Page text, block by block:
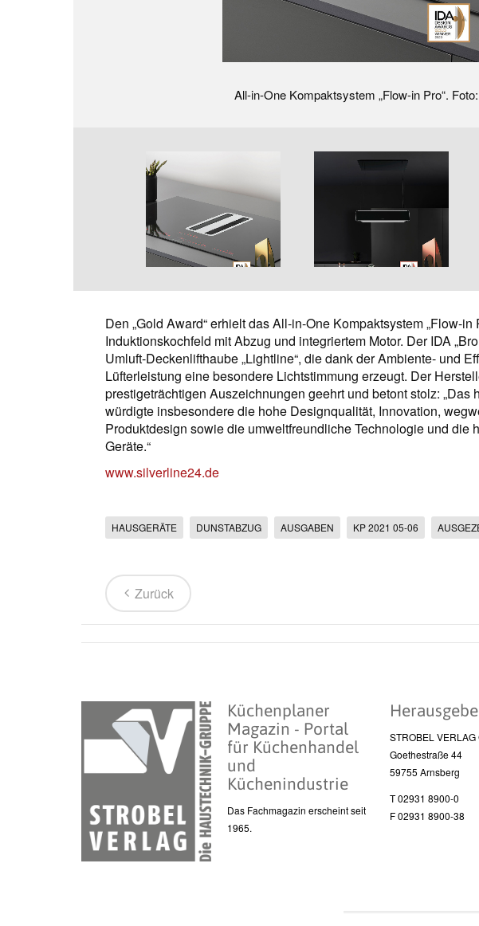
All-in-One Kompaktsystem „Flow-in Pro“.
Den „Gold Award“ erhielt das All-in-One Kompaktsystem „Flow-in
Induktionskochfeld mit Abzug und integriertem Motor. Der IDA
Umluft-Deckenlifthaube „Lightline“, die dank der Ambiente- und
Lüfterleistung eine besondere Lichtstimmung erzeugt. Der
prestigeträchtigen Auszeichnungen geehrt und betont stolz:
würdigte insbesondere die hohe Designqualität, Innovation,
Produktdesign sowie die umweltfreundliche Technologie und die
Geräte.“
www.silverline24.de
HAUSGERÄTE DUNSTABZUG AUSGABEN KP 2021 05-06
Zurück
Küchenplaner
Magazin - Portal
für Küchenhandel
und
Küchenindustrie
Das Fachmagazin erscheint seit
1965.
STROBEL VERLAG
Goethestraße 44
59755 Arnsberg
T 02931 8900-0
F 02931 8900-38